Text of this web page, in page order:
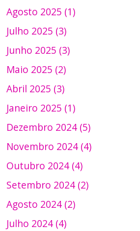
Agosto 2025 (1)
Julho 2025 (3)
Junho 2025 (3)
Maio 2025 (2)
Abril 2025 (3)
Janeiro 2025 (1)
Dezembro 2024 (5)
Novembro 2024 (4)
Outubro 2024 (4)
Setembro 2024 (2)
Agosto 2024 (2)
Julho 2024 (4)